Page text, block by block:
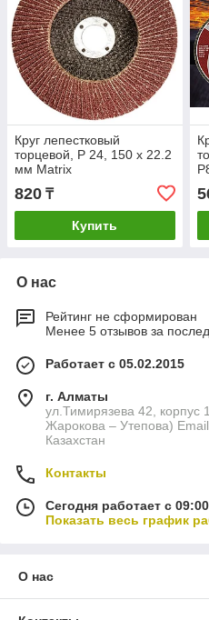
Круг лепестковый
торцевой, P 24, 150 x 22.2
мм Matrix
820 ₸
Купить
О нас
Рейтинг не сформирован
Менее 5 отзывов за
Работает с 05.02.2015
г. Алматы
ул.Тимирязева 42, корпус
Жарокова – Утепова)
Казахстан
Контакты
Сегодня работает с
Показать весь график
О нас